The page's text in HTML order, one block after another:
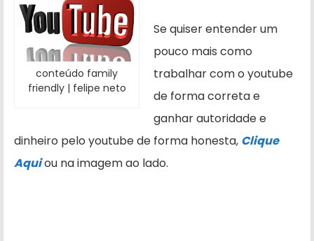
conteúdo family
friendly | felipe neto
Se quiser entender um
pouco mais como
trabalhar com o youtube
de forma correta e
ganhar autoridade e
dinheiro pelo youtube de forma honesta, Clique
Aquiou na imagem ao lado.